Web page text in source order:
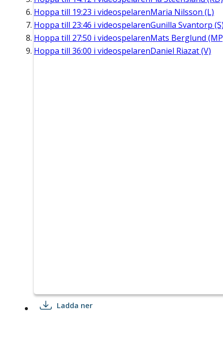
Hoppa till 19:23 i videospelarenMaria Nilsson (L)
Hoppa till 23:46 i videospelarenGunilla Svantorp
Hoppa till 27:50 i videospelarenMats Berglund
Hoppa till 36:00 i videospelarenDaniel Riazat (V)
Ladda ner